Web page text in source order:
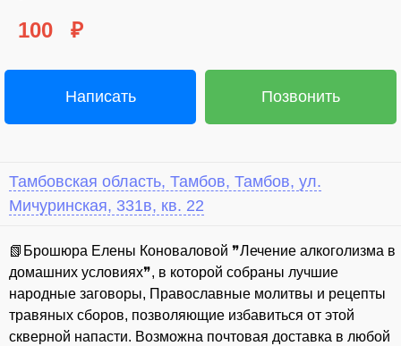
100
₽
Написать Позвонить
Тамбовская область, Тамбов, Тамбов, ул.
Мичуринская, 331в, кв. 22
📗⁣Брошюра Елены Коноваловой ❞Лечение алкоголизма в
домашних условиях❞, в которой собраны лучшие
народные заговоры, Православные молитвы и рецепты
травяных сборов, позволяющие избавиться от этой
скверной напасти. Возможна почтовая доставка в любой